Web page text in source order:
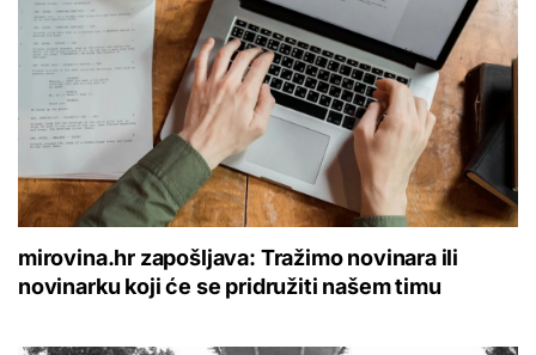
mirovina.hr zapošljava: Tražimo novinara ili
novinarku koji će se pridružiti našem timu